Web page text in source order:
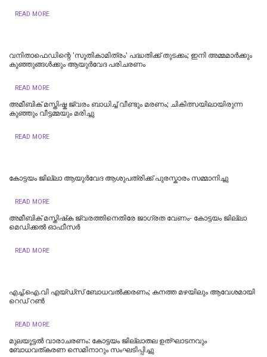
READ MORE
വനിതാഫെഡിന്റെ 'സൂതികാമിത്രം' പദ്ധതിക്ക് തുടക്കം; ഇനി അമ്മമാർക്കും
കുഞ്ഞുങ്ങൾക്കും ആയുർവേദ പരിചരണം
READ MORE
അമീബിക് മസ്തിഷ്ക ജ്വരം ബാധിച്ച് വീണ്ടും മരണം; ചികിത്സയിലായിരുന്ന
കുഞ്ഞും വീട്ടമ്മയും മരിച്ചു
READ MORE
കോട്ടയം ജില്ലാ ആയുർവേദ ആശുപത്രിക്ക് പുരസ്കാരം സമ്മാനിച്ചു
READ MORE
അമീബിക് മസ്തിഷ്‌ക ജ്വരത്തിനെതിരേ ജാഗ്രത വേണം- കോട്ടയം ജില്ലാ
മെഡിക്കൽ ഓഫീസർ
READ MORE
എച്ച്.ഐ.വി എയ്ഡ്‌സ് ബോധവൽക്കരണം; കനത്ത മഴയിലും ആവേശമായി
റെഡ് റൺ
READ MORE
മുലയൂട്ടൽ വാരാചരണം: കോട്ടയം ജില്ലാതല ഉത്ഘാടനവും
ബോധവത്കരണ സെമിനാറും സംഘടിപ്പിച്ചു